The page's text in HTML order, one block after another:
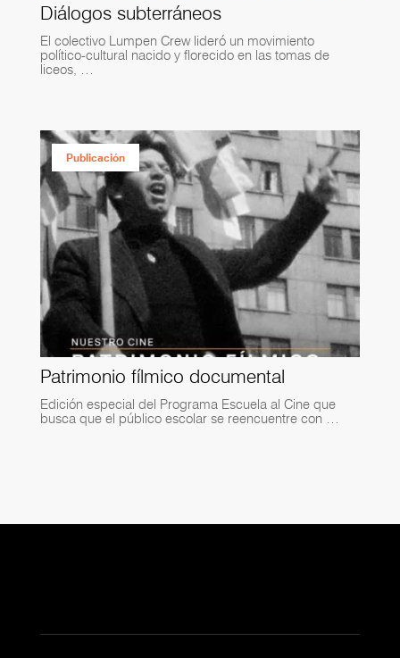
Diálogos subterráneos
El colectivo Lumpen Crew lideró un movimiento
político-cultural nacido y florecido en las tomas de
liceos, …
Publicación
Patrimonio fílmico documental
Edición especial del Programa Escuela al Cine que
busca que el público escolar se reencuentre con …